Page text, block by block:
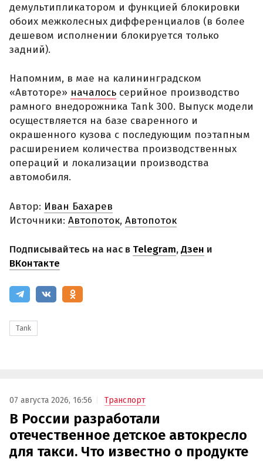
демультипликатором и функцией блокировки
обоих межколесных дифференциалов (в более
дешевом исполнении блокируется только
задний).
Напомним, в мае на калининградском
«Автоторе» началось серийное производство
рамного внедорожника Tank 300. Выпуск модели
осуществляется на базе сваренного и
окрашенного кузова с последующим поэтапным
расширением количества производственных
операций и локализации производства
автомобиля.
Автор: Иван Бахарев
Источники: Автопоток, Автопоток
Подписывайтесь на нас в Telegram,Дзен и
ВКонтакте
Tank
07 августа 2026, 16:56 Транспорт
В России разработали
отечественное детское автокресло
для такси. Что известно о продукте